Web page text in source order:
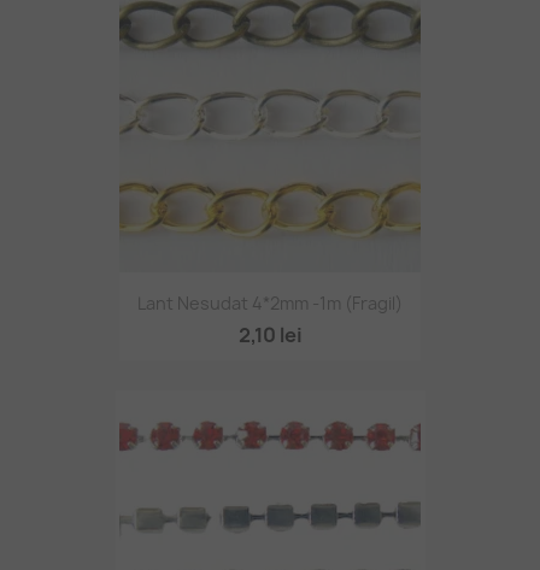
Lant Nesudat 4*2mm -1m (fragil)
2,10 lei